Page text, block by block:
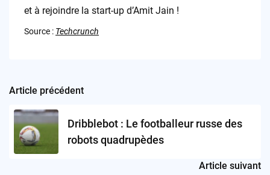
et à rejoindre la start-up d’Amit Jain !
Source : Techcrunch
Post
navigation
Article précédent
Dribblebot : Le footballeur russe des
robots quadrupèdes
Article suivant